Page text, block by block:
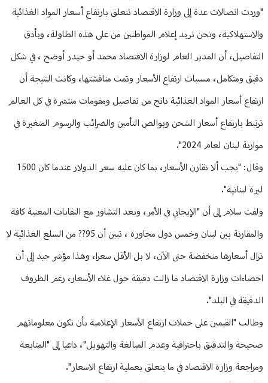
"وردت اتصالات عدة إلى وزارة الاقتصاد تتعلق بارتفاع أسعار المواد الغذائية
والاستهلاكية، ونحن نريد إعلام المواطنين من على هذه الطاولة، وبأدق
التفاصيل، أن المدير العام لوزارة الاقتصاد محمد أو حيدر أوضح ، في شكل
دقيق ومتكامل، مسببات ارتفاع الأسعار وتمت مناقشتها، وكانت النتيجة أن
ارتفاع أسعار المواد الغذائية ناتج من تفاصيل ومقومات منتشرة في كل العالم
ترتبط بارتفاع أسعار الشحن وبوالص التأمين والضرائب والرسوم المتغيرة في
موازنة لبنان لعام 2024".
وقال: "يجب ألا نقارن الأسعار، بما كان عليه سعر الدولار عندما كان 1500
ليرة لبنانية".
ولفت سلام إلى أن "الإيجابي في الأمر، وبعد التشاور مع النقابات المعنية كافة
والمقارنة بين لبنان وخمس دول مجاورة ، تبين أن 95?? من السلع الغذائية لا
تزال أسعارها منخفضة حتى الآن، لا بل الأقل سعرا، وهذا مؤشر جيد إلى أن
احصاءات وزارة الاقتصاد ما زالت دقيقة حول غلاء الأسعار، رغم الظروف
الدقيقة في البلد".
وطالب "القيمين على حملات ارتفاع الأسعار الإعلامية بأن تكون معلوماتهم
صحيحة والتدقيق باحترافية وعدم المبالغة والتهويل"، داعيا إلى "المتابعة
ومراجعة وزارة الاقتصاد في ما يتعلق بعملية ارتفاع الاسعار".